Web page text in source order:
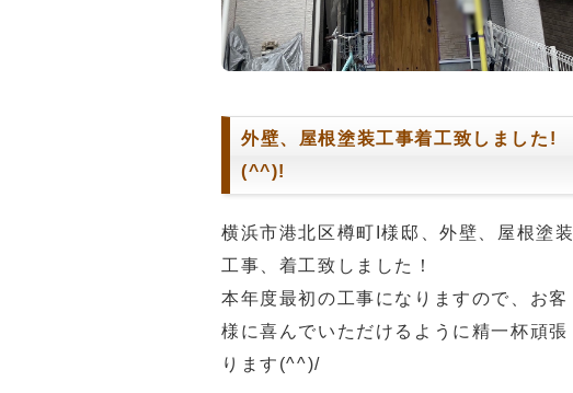
外壁、屋根塗装工事着工致しました!
(^^)!
横浜市港北区樽町I様邸、外壁、屋根塗装
工事、着工致しました！
本年度最初の工事になりますので、お客
様に喜んでいただけるように精一杯頑張
ります(^^)/